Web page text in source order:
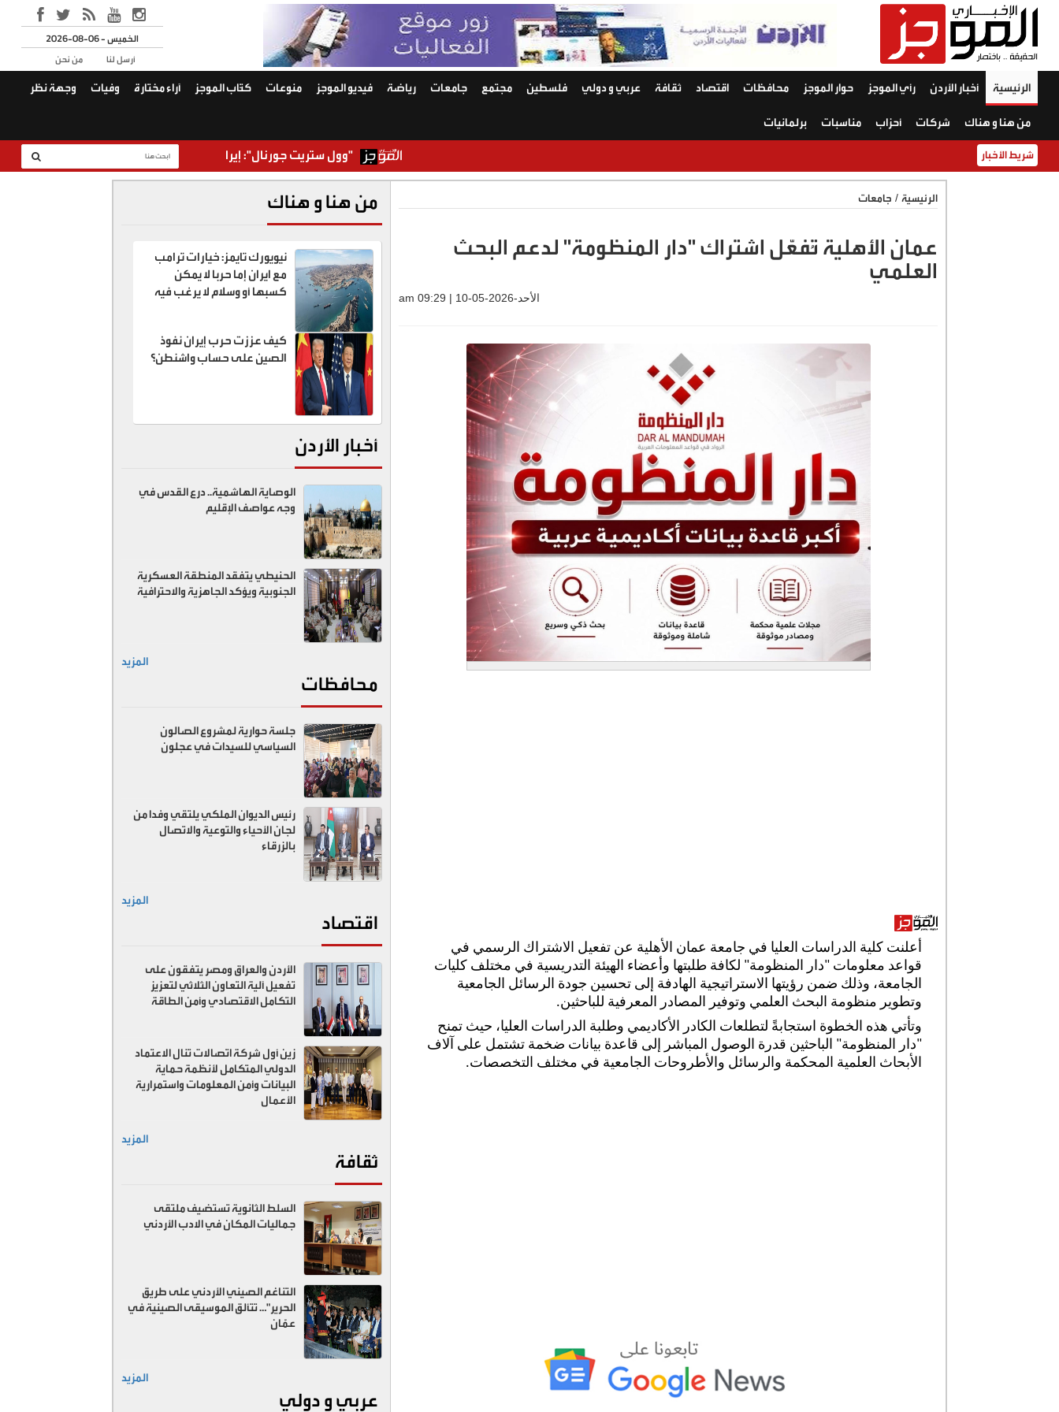
2026-08-06 - الخميس
من نحن
أرسل لنا
الرئيسية أخبار الأردن رأي الموجز حوار الموجز محافظات اقتصاد ثقافة عربي و دولي فلسطين مجتمع جامعات رياضة فيديو الموجز منوعات كتّاب الموجز آراء مختارة وفيات وجهة نظر
من هنا و هناك شركات أحزاب مناسبات برلمانيات
شريط الأخبار "وول ستريت جورنال": إيران وعُمان اتفقتا على خطة لفتح مضيق هرمز
الرئيسية / جامعات
عمان الأهلية تُفعّل اشتراك "دار المنظومة" لدعم البحث
العلمي
الأحد-2026-05-10 | 09:29 am
أعلنت كلية الدراسات العليا في جامعة عمان الأهلية عن تفعيل الاشتراك الرسمي في
قواعد معلومات "دار المنظومة" لكافة طلبتها وأعضاء الهيئة التدريسية في مختلف كليات
الجامعة، وذلك ضمن رؤيتها الاستراتيجية الهادفة إلى تحسين جودة الرسائل الجامعية
وتطوير منظومة البحث العلمي وتوفير المصادر المعرفية للباحثين.
وتأتي هذه الخطوة استجابةً لتطلعات الكادر الأكاديمي وطلبة الدراسات العليا، حيث تمنح
"دار المنظومة" الباحثين قدرة الوصول المباشر إلى قاعدة بيانات ضخمة تشتمل على آلاف
الأبحاث العلمية المحكمة والرسائل والأطروحات الجامعية في مختلف التخصصات.
من هنا و هناك
نيويورك تايمز: خيارات ترامب
مع ايران إما حربا لا يمكن
كسبها أو وسلام لا يرغب فيه
كيف عززت حرب إيران نفوذ
الصين على حساب واشنطن؟
أخبار الأردن
الوصاية الهاشمية.. درع القدس في
وجه عواصف الإقليم
الحنيطي يتفقد المنطقة العسكرية
الجنوبية ويؤكد الجاهزية والاحترافية
المزيد
محافظات
جلسة حوارية لمشروع الصالون
السياسي للسيدات في عجلون
رئيس الديوان الملكي يلتقي وفدا من
لجان الأحياء والتوعية والاتصال
بالزرقاء
المزيد
اقتصاد
الأردن والعراق ومصر يتفقون على
تفعيل آلية التعاون الثلاثي لتعزيز
التكامل الاقتصادي وأمن الطاقة
زين أول شركة اتصالات تنال الاعتماد
الدولي المتكامل لأنظمة حماية
البيانات وأمن المعلومات واستمرارية
الأعمال
المزيد
ثقافة
السلط الثانوية تستضيف ملتقى
جماليات المكان في الادب الأردني
التناغم الصيني الأردني على طريق
الحرير"… تتألق الموسيقى الصينية في
عمّان
المزيد
عربي و دولي